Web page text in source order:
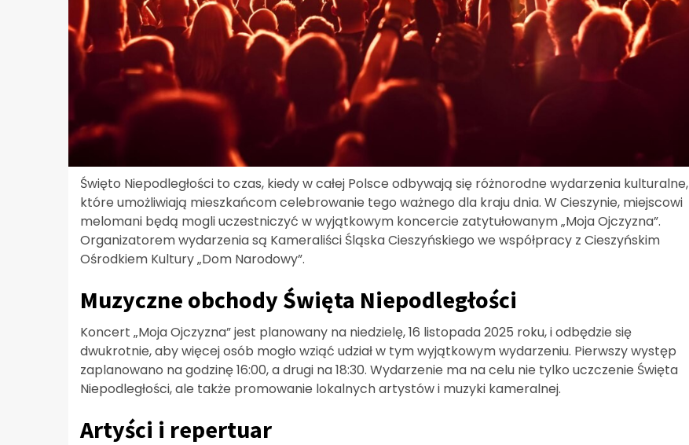
Święto Niepodległości to czas, kiedy w całej Polsce odbywają się różnorodne wydarzenia kulturalne,
które umożliwiają mieszkańcom celebrowanie tego ważnego dla kraju dnia. W Cieszynie, miejscowi
melomani będą mogli uczestniczyć w wyjątkowym koncercie zatytułowanym „Moja Ojczyzna”.
Organizatorem wydarzenia są Kameraliści Śląska Cieszyńskiego we współpracy z Cieszyńskim
Ośrodkiem Kultury „Dom Narodowy”.
Muzyczne obchody Święta Niepodległości
Koncert „Moja Ojczyzna” jest planowany na niedzielę, 16 listopada 2025 roku, i odbędzie się
dwukrotnie, aby więcej osób mogło wziąć udział w tym wyjątkowym wydarzeniu. Pierwszy występ
zaplanowano na godzinę 16:00, a drugi na 18:30. Wydarzenie ma na celu nie tylko uczczenie Święta
Niepodległości, ale także promowanie lokalnych artystów i muzyki kameralnej.
Artyści i repertuar